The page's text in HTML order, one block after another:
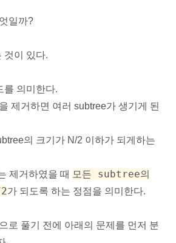
일까?
것이 있다.
를 의미한다.
제거하면 여러 subtree가 생기게 된
의 크기가 N/2 이하가 되게하는
제거하였을 때 모든 subtree의
가 되도록 하는 정점을 의미한다.
로 풀기 전에 아래의 문제를 먼저 분